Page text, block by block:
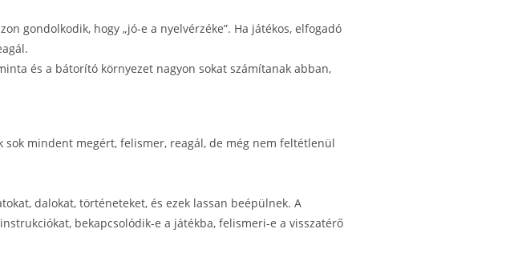
gondolkodik, hogy „jó-e a nyelvérzéke”. Ha játékos, elfogadó
és a bátorító környezet nagyon sokat számítanak abban,
sok mindent megért, felismer, reagál, de még nem feltétlenül
dalokat, történeteket, és ezek lassan beépülnek. A
bekapcsolódik-e a játékba, felismeri-e a visszatérő